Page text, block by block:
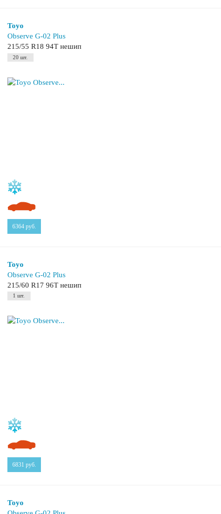
Toyo
Observe G-02 Plus
215/55 R18 94T нешип
20 шт.
6364 руб.
Toyo
Observe G-02 Plus
215/60 R17 96T нешип
1 шт.
6831 руб.
Toyo